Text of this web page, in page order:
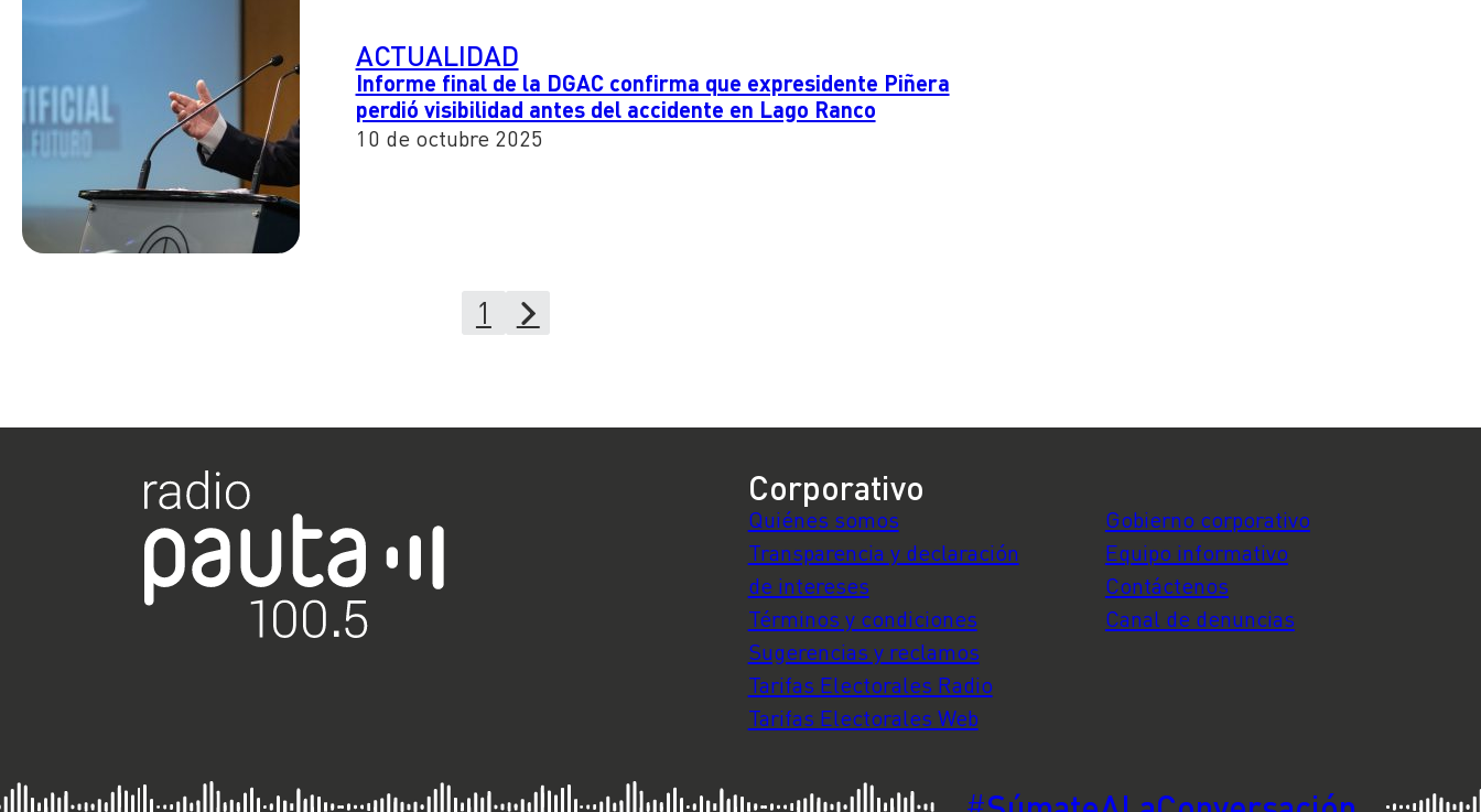
ACTUALIDAD
Informe final de la DGAC confirma que expresidente Piñera
perdió visibilidad antes del accidente en Lago Ranco
10 de octubre 2025
1
Corporativo
Quiénes somos
Transparencia y declaración
de intereses
Términos y condiciones
Sugerencias y reclamos
Tarifas Electorales Radio
Tarifas Electorales Web
Gobierno corporativo
Equipo informativo
Contáctenos
Canal de denuncias